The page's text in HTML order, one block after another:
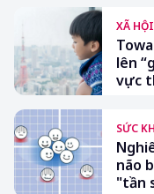
XÃ HỘI
lên
vực
SỨC
não
"tần